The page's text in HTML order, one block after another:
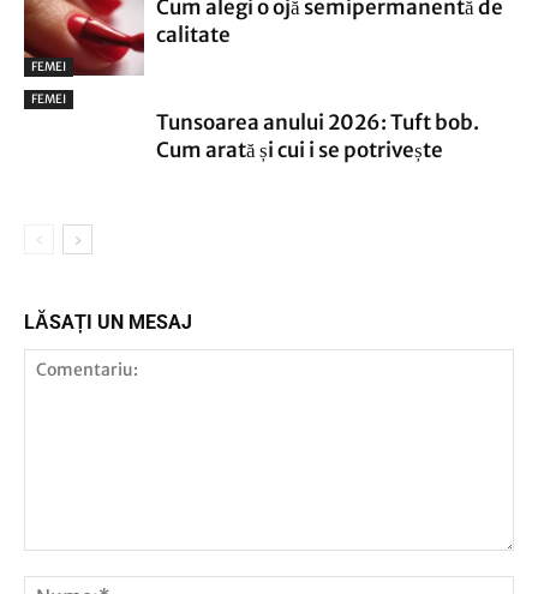
FEMEI
Cum alegi o ojă semipermanentă de
calitate
FEMEI
Tunsoarea anului 2026: Tuft bob.
Cum arată și cui i se potrivește
LĂSAȚI UN MESAJ